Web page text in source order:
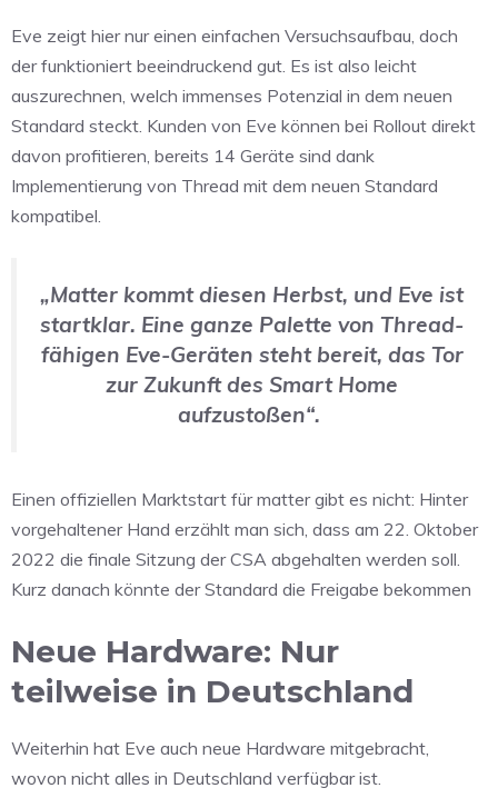
Eve zeigt hier nur einen einfachen Versuchsaufbau, doch
der funktioniert beeindruckend gut. Es ist also leicht
auszurechnen, welch immenses Potenzial in dem neuen
Standard steckt. Kunden von Eve können bei Rollout direkt
davon profitieren, bereits 14 Geräte sind dank
Implementierung von Thread mit dem neuen Standard
kompatibel.
„Matter kommt diesen Herbst, und Eve ist
startklar. Eine ganze Palette von Thread-
fähigen Eve-Geräten steht bereit, das Tor
zur Zukunft des Smart Home
aufzustoßen“.
Einen offiziellen Marktstart für matter gibt es nicht: Hinter
vorgehaltener Hand erzählt man sich, dass am 22. Oktober
2022 die finale Sitzung der CSA abgehalten werden soll.
Kurz danach könnte der Standard die Freigabe bekommen
Neue Hardware: Nur
teilweise in Deutschland
Weiterhin hat Eve auch neue Hardware mitgebracht,
wovon nicht alles in Deutschland verfügbar ist.